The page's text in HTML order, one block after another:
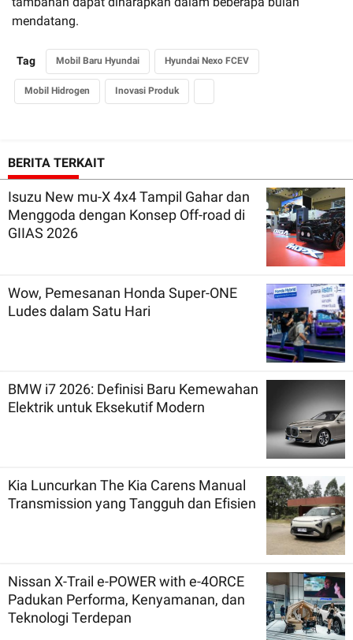
mendatang.
Tag Mobil Baru Hyundai Hyundai Nexo FCEV
Mobil Hidrogen Inovasi Produk
BERITA TERKAIT
Isuzu New mu-X 4x4 Tampil Gahar dan
Menggoda dengan Konsep Off-road di
GIIAS 2026
Wow, Pemesanan Honda Super-ONE
Ludes dalam Satu Hari
BMW i7 2026: Definisi Baru Kemewahan
Elektrik untuk Eksekutif Modern
Kia Luncurkan The Kia Carens Manual
Transmission yang Tangguh dan Efisien
Nissan X-Trail e-POWER with e-4ORCE
Padukan Performa, Kenyamanan, dan
Teknologi Terdepan